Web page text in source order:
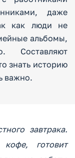
даже
как люди не
альбомы,
Составляют
знать историю
важно.
завтрака.
готовит